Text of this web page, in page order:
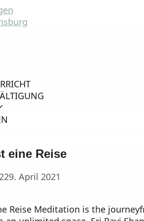
eine Reise
9. April 2021
Reise Meditation is the